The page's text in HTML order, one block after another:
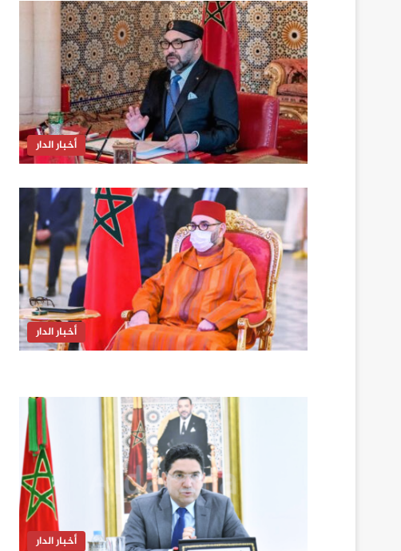
أخبار الدار
أخبار الدار
أخبار الدار